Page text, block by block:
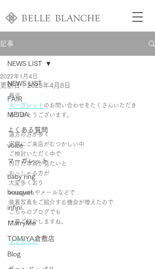
記事
NEWS LIST
FAIR
MEIDA
よくある質問
voice
マーガレット
baby ring
bouquet
infini
ＭarryMe
TOMIYA倉敷店
Blog
NEWS LIST
2022年1月4日
更新日： 2023年4月8日
最近
マーガレット のお問い合わせをたくさんいただき
ありがとうございます。
遠方の方が多く
実際にご来店がむつかしい中
ご検討いただく中で
付けた写真が見たいと
おっしゃる方が
大変多くおり
Instagramやメールなどで
装着写真をご紹介する機会が増えたので
こちらのブログでも
一挙ご紹介しますね。
ソリティア